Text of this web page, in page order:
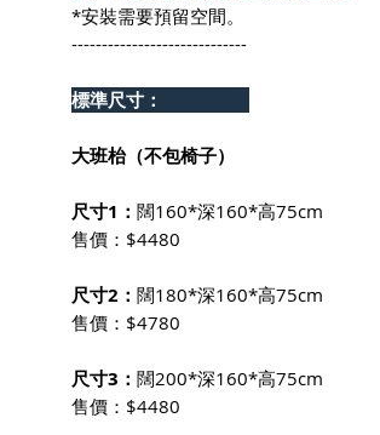
*安裝需要預留空間。
-----------------------------
標準尺寸：
大班枱（不包椅子）
尺寸1： 闊160*深160*高75cm
售價：$4480
尺寸2： 闊180*深160*高75cm
售價：$4780
尺寸3： 闊200*深160*高75cm
售價：$4480